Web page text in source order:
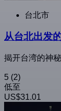
台北市
从台北出发
揭开台湾的神
5 (2)
低至
US$31.01